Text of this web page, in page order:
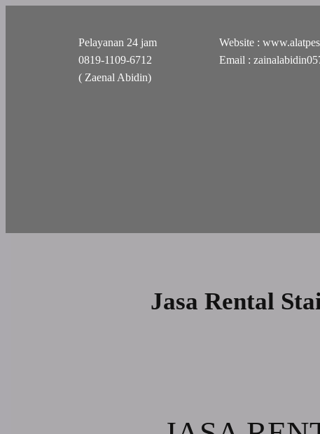
Pelayanan 24 jam
0819-1109-6712
( Zaenal Abidin)
Website :
Email :
Jasa Rental